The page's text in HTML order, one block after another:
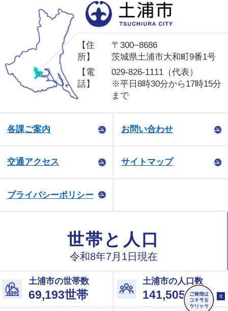
【住
所】
〒300−8686
茨城県土浦市大和町9番1号
【電
話】
029-826-1111（代表）
※平日8時30分から17時15分
まで
各課ご案内 お問い合わせ
交通アクセス サイトマップ
プライバシーポリシー